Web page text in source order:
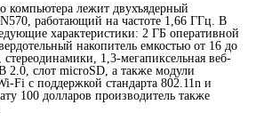
компьютера лежит двухъядерный
работающий на частоте 1,66 ГГц. В
характеристики: 2 ГБ оперативной
накопитель емкостью от 16 до
стереодинамики, 1,3-мегапиксельная веб-
2.0, слот microSD, а также модули
Fi с поддержкой стандарта 802.11n и
100 долларов производитель также